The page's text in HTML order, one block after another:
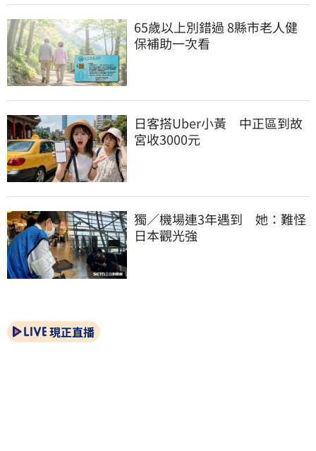
65歲以上別錯過 8縣市老人健
保補助一次看
日客搭Uber小黃　中正區到故
宮收3000元
獨／機場連3年遇到　她：難怪
日本觀光強
現正直播